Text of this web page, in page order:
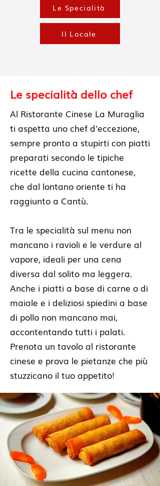
Le Specialità
Il Locale
Le specialità dello chef
Al Ristorante Cinese La Muraglia
ti aspetta uno chef d'eccezione,
sempre pronto a stupirti con piatti
preparati secondo le tipiche
ricette della cucina cantonese,
che dal lontano oriente ti ha
raggiunto a Cantù.
Tra le specialità sul menu non
mancano i ravioli e le verdure al
vapore, ideali per una cena
diversa dal solito ma leggera.
Anche i piatti a base di carne o di
maiale e i deliziosi spiedini a base
di pollo non mancano mai,
accontentando tutti i palati.
Prenota un tavolo al ristorante
cinese e prova le pietanze che più
stuzzicano il tuo appetito!